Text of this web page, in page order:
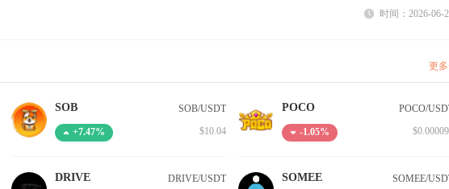
时间：2026-06-
更
SOB
+7.47%
SOB/USDT
$10.04
POCO
-1.05%
POCO/
DRIVE DRIVE/USDT SOMEE SOMEE/